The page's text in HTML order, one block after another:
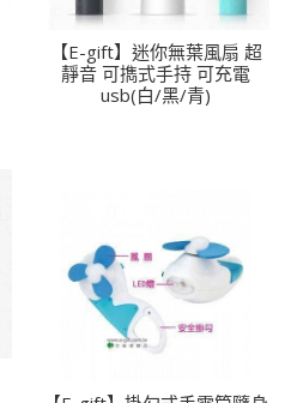
【E-gift】迷你無葉風扇 超
靜音 可擕式手持 可充電
usb(白/黑/青)